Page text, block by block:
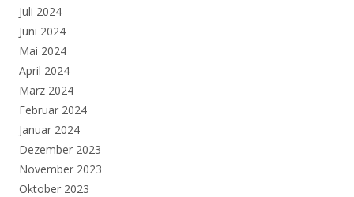
Juli 2024
Juni 2024
Mai 2024
April 2024
März 2024
Februar 2024
Januar 2024
Dezember 2023
November 2023
Oktober 2023